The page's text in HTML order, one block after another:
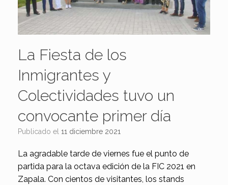
La Fiesta de los
Inmigrantes y
Colectividades tuvo un
convocante primer día
Publicado el 11 diciembre 2021
La agradable tarde de viernes fue el punto de
partida para la octava edición de la FIC 2021 en
Zapala. Con cientos de visitantes, los stands